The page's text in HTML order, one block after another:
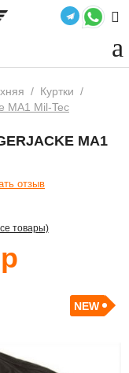
/ Куртки /
MA1 Mil-Tec
MA1
отзыв
товары)
р
NEW